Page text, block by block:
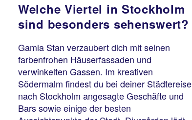
Welche Viertel in Stockholm
sind besonders sehenswert?
Gamla Stan verzaubert dich mit seinen
farbenfrohen Häuserfassaden und
verwinkelten Gassen. Im kreativen
Södermalm findest du bei deiner Städtereise
nach Stockholm angesagte Geschäfte und
Bars sowie einige der besten